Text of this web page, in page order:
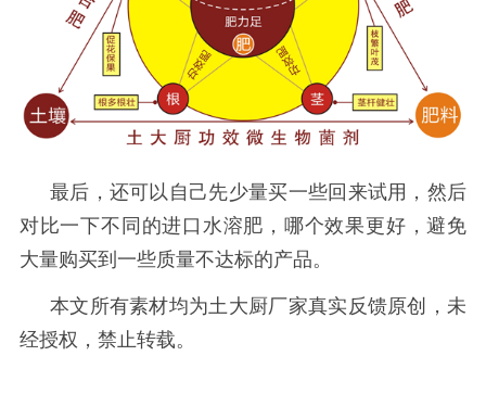
最后，还可以自己先少量买一些回来试用，然后
对比一下不同的进口水溶肥，哪个效果更好，避免
大量购买到一些质量不达标的产品。
本文所有素材均为土大厨厂家真实反馈原创，未
经授权，禁止转载。